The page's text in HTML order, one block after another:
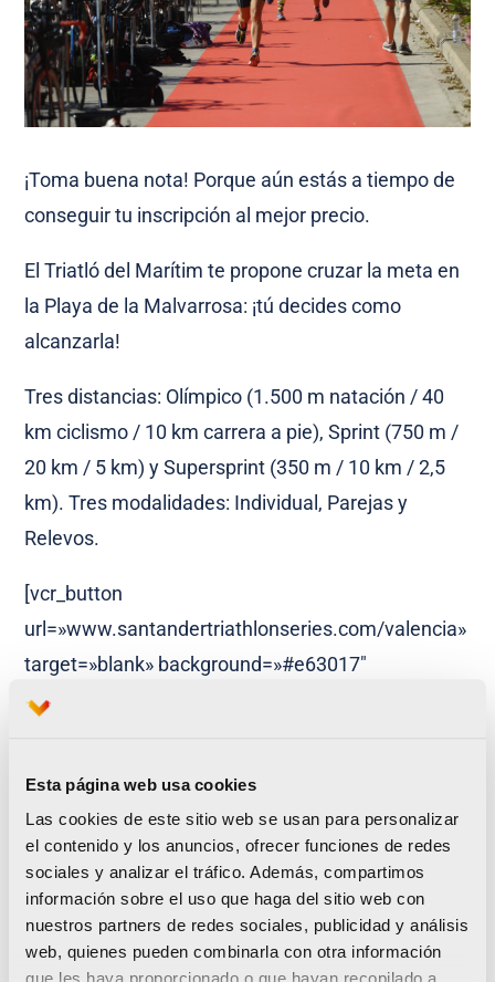
Esta página web usa cookies
Las cookies de este sitio web se usan para personalizar
el contenido y los anuncios, ofrecer funciones de redes
sociales y analizar el tráfico. Además, compartimos
información sobre el uso que haga del sitio web con
nuestros partners de redes sociales, publicidad y análisis
web, quienes pueden combinarla con otra información
¡Toma buena nota! Porque aún estás a tiempo de
conseguir tu inscripción al mejor precio.
El Triatló del Marítim te propone cruzar la meta en
la Playa de la Malvarrosa: ¡tú decides como
alcanzarla!
Tres distancias: Olímpico (1.500 m natación / 40
km ciclismo / 10 km carrera a pie), Sprint (750 m /
20 km / 5 km) y Supersprint (350 m / 10 km / 2,5
km). Tres modalidades: Individual, Parejas y
Relevos.
[vcr_button
url=»www.santandertriathlonseries.com/valencia»
target=»blank» background=»#e63017″
color=»#ffffff» size=»10″ wide=»yes» center=»yes»
std»]Inscripciones[/vcr_button]
Maratón Valencia y Medio Maratón Valencia
Trinidad Alfonso EDP recogen su galardón que las